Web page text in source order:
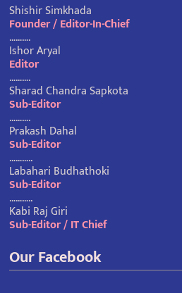
Shishir Simkhada
Founder / Editor-In-Chief
……….
Ishor Aryal
Editor
……….
Sharad Chandra Sapkota
Sub-Editor
……….
Prakash Dahal
Sub-Editor
………..
Labahari Budhathoki
Sub-Editor
………..
Kabi Raj Giri
Sub-Editor / IT Chief
Our Facebook